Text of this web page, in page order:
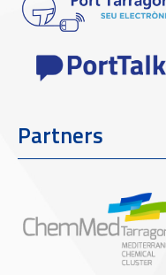
Partners